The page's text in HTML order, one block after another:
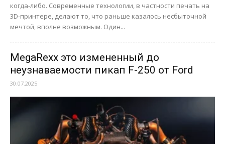
когда-либо. Современные технологии, в частности печать на
3D-принтере, делают то, что раньше казалось несбыточной
мечтой, вполне возможным. Один...
MegaRexx это измененный до
неузнаваемости пикап F-250 от Ford
30.07.2025